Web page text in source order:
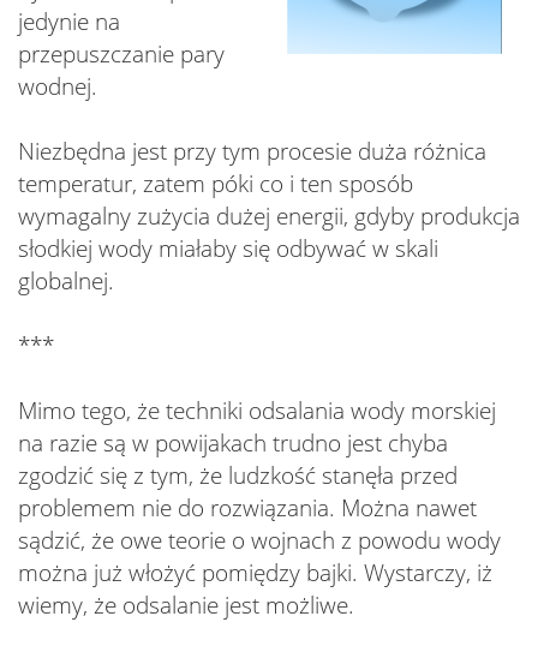
jedynie na
przepuszczanie pary
wodnej.
Niezbędna jest przy tym procesie duża różnica
temperatur, zatem póki co i ten sposób
wymagalny zużycia dużej energii, gdyby produkcja
słodkiej wody miałaby się odbywać w skali
globalnej.
***
Mimo tego, że techniki odsalania wody morskiej
na razie są w powijakach trudno jest chyba
zgodzić się z tym, że ludzkość stanęła przed
problemem nie do rozwiązania. Można nawet
sądzić, że owe teorie o wojnach z powodu wody
można już włożyć pomiędzy bajki. Wystarczy, iż
wiemy, że odsalanie jest możliwe.